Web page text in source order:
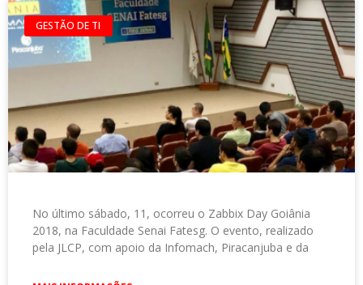
GESTÃO DE TI
No último sábado, 11, ocorreu o Zabbix Day Goiânia
2018, na Faculdade Senai Fatesg. O evento, realizado
pela JLCP, com apoio da Infomach, Piracanjuba e da